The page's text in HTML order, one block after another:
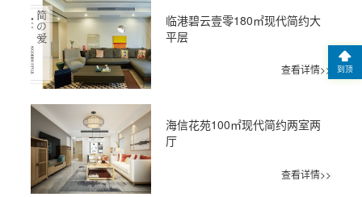
临港碧云壹零180㎡现代简约大
平层
查看详情>>
海信花苑100㎡现代简约两室两
厅
查看详情>>
到顶